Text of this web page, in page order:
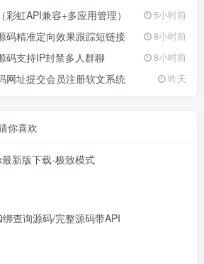
源定期更新、分类清晰、下载便
务，快来探索发现所需资源！
虹API兼容+多应用管理） 5小时前
码精准定向效果跟踪短链接 8小时前
码支持IP封禁多人群聊 8小时前
网址提交会员注册软文系统 昨天
你喜欢
新版下载-极致模式
查询源码/完整源码带API